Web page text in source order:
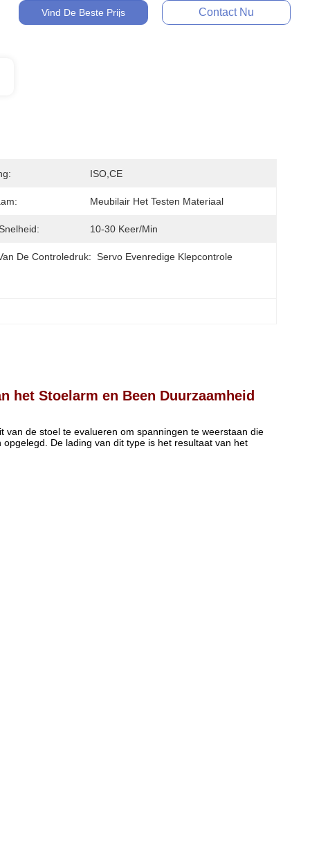
Vind De Beste Prijs Contact Nu
ISO,CE
Meubilair Het Testen Materiaal
10-30 Keer/min
De Controledruk: Servo Evenredige Klepcontrole
het Stoelarm en Been Duurzaamheid
de stoel te evalueren om spanningen te weerstaan die
De lading van dit type is het resultaat van het